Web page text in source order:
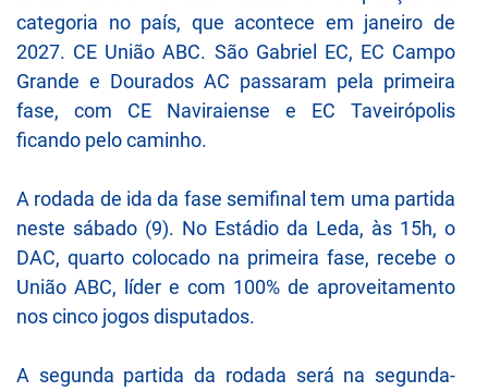
categoria no país, que acontece em janeiro de
2027. CE União ABC. São Gabriel EC, EC Campo
Grande e Dourados AC passaram pela primeira
fase, com CE Naviraiense e EC Taveirópolis
ficando pelo caminho.
A rodada de ida da fase semifinal tem uma partida
neste sábado (9). No Estádio da Leda, às 15h, o
DAC, quarto colocado na primeira fase, recebe o
União ABC, líder e com 100% de aproveitamento
nos cinco jogos disputados.
A segunda partida da rodada será na segunda-